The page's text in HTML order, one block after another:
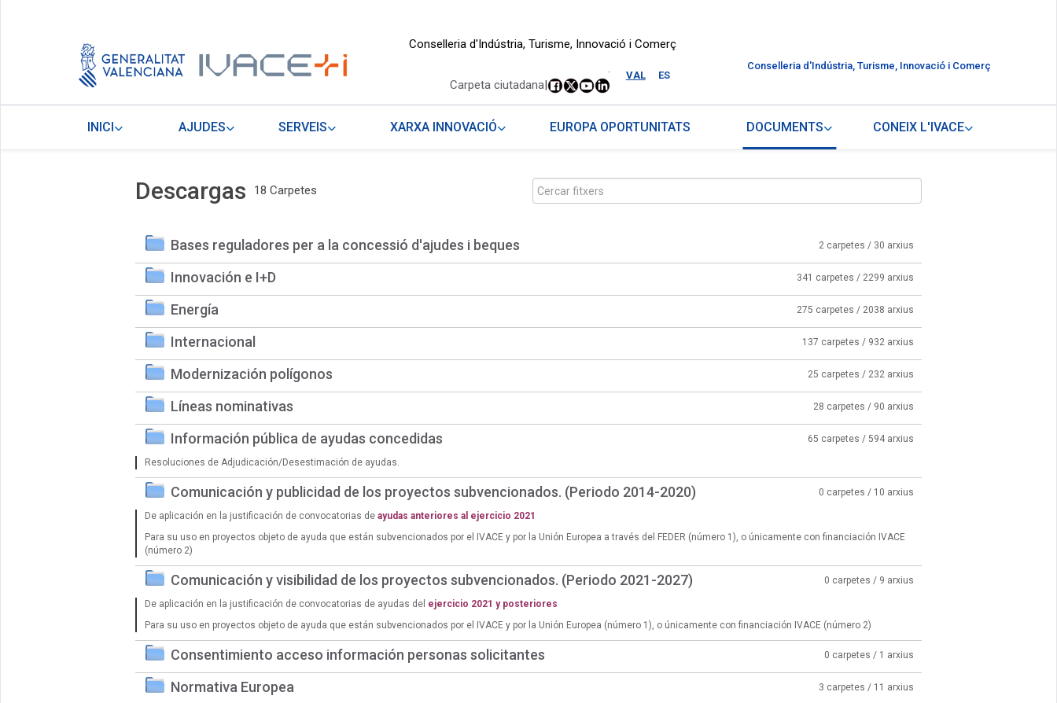
Conselleria d'Indústria, Turisme, Innovació i Comerç
VAL ES
.
Carpeta ciutadana|
Conselleria d'Indústria, Turisme, Innovació i Comerç
INICI AJUDES SERVEIS XARXA INNOVACIÓ EUROPA OPORTUNITATS DOCUMENTS CONEIX L'IVACE
Descargas 18 Carpetes
Bases reguladores per a la concessió d'ajudes i beques 2 carpetes / 30 arxius
Innovación e I+D 341 carpetes / 2299 arxius
Energía 275 carpetes / 2038 arxius
Internacional 137 carpetes / 932 arxius
Modernización polígonos 25 carpetes / 232 arxius
Líneas nominativas 28 carpetes / 90 arxius
Información pública de ayudas concedidas 65 carpetes / 594 arxius
Resoluciones de Adjudicación/Desestimación de ayudas.
Comunicación y publicidad de los proyectos subvencionados. (Periodo 2014-2020) 0 carpetes / 10 arxius
De aplicación en la justificación de convocatorias de ayudas anteriores al ejercicio 2021
Para su uso en proyectos objeto de ayuda que están subvencionados por el IVACE y por la Unión Europea a través del FEDER (número 1), o únicamente con financiación IVACE
(número 2)
Comunicación y visibilidad de los proyectos subvencionados. (Periodo 2021-2027) 0 carpetes / 9 arxius
De aplicación en la justificación de convocatorias de ayudas del ejercicio 2021 y posteriores
Para su uso en proyectos objeto de ayuda que están subvencionados por el IVACE y por la Unión Europea (número 1), o únicamente con financiación IVACE (número 2)
Consentimiento acceso información personas solicitantes 0 carpetes / 1 arxius
Normativa Europea 3 carpetes / 11 arxius